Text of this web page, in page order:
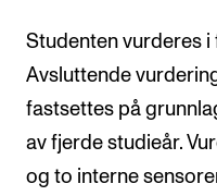
Studenten vurderes
Avsluttende
fastsettes på
av fjerde studieår.
og to interne